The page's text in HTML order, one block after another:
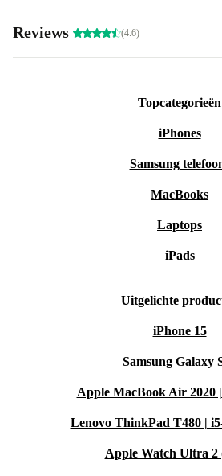
Reviews (4.6)
Topcategorieën
iPhones
Samsung
MacBooks
Laptops
iPads
Uitgelichte
iPhone 15
Samsung Galaxy
Apple MacBook Air 2020
Lenovo ThinkPad T480 |
Apple Watch Ultra 2